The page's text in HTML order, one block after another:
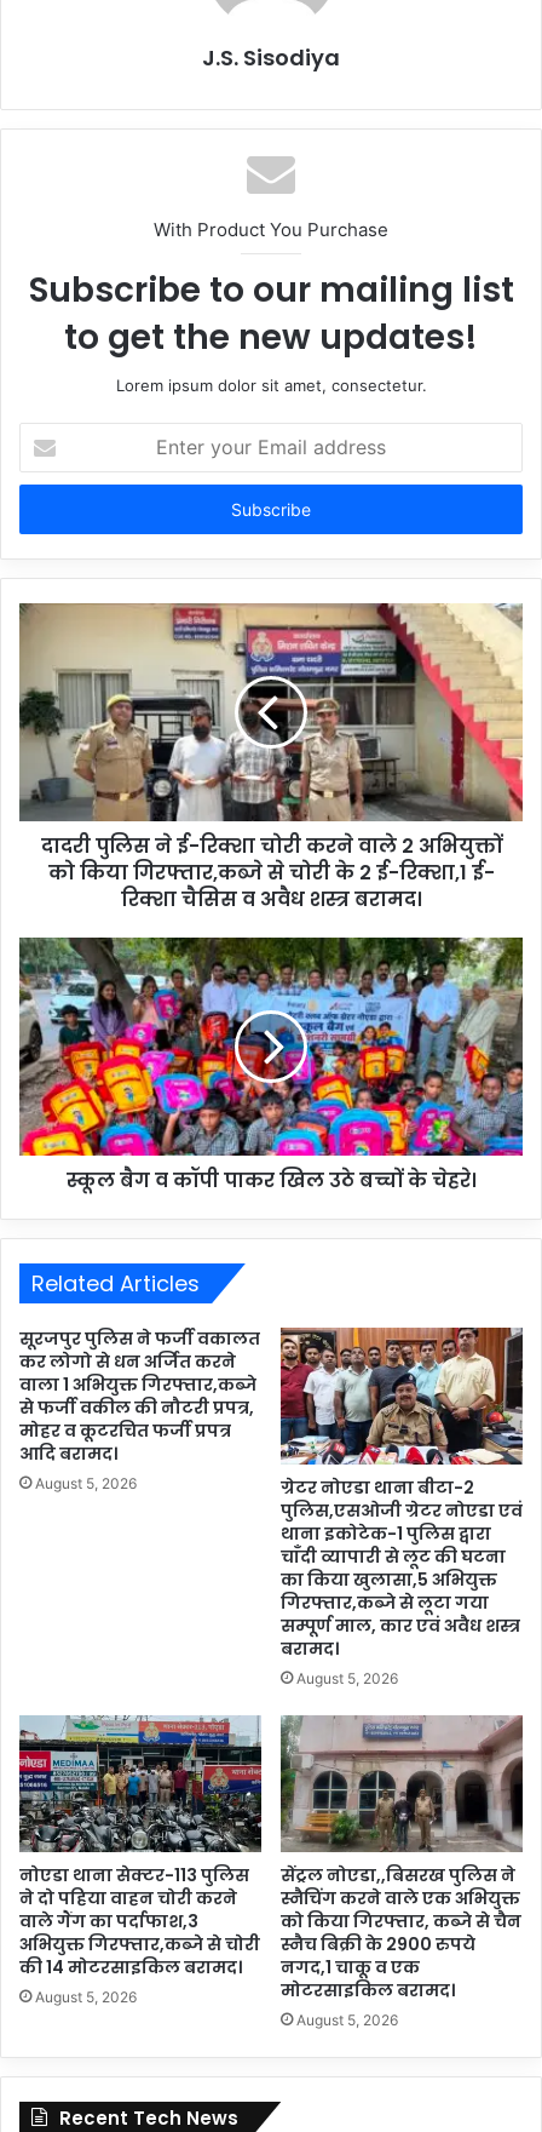
J.S. Sisodiya
With Product You Purchase
Subscribe to our mailing list
to get the new updates!
Lorem ipsum dolor sit amet, consectetur.
your
Email
दादरी पुलिस ने ई-रिक्शा चोरी करने वाले 2 अभियुक्तों
को किया गिरफ्तार,कब्जे से चोरी के 2 ई-रिक्शा,1 ई-
रिक्शा चैसिस व अवैध शस्त्र बरामद।
स्कूल बैग व कॉपी पाकर खिल उठे बच्चों के चेहरे।
Related Articles
सूरजपुर पुलिस ने फर्जी वकालत
कर लोगो से धन अर्जित करने
वाला 1 अभियुक्त गिरफ्तार,कब्जे
से फर्जी वकील की नौटरी प्रपत्र,
मोहर व कूटरचित फर्जी प्रपत्र
आदि बरामद।
August 5, 2026
ग्रेटर नोएडा थाना बीटा-2
पुलिस,एसओजी ग्रेटर नोएडा एवं
थाना इकोटेक-1 पुलिस द्वारा
चाँदी व्यापारी से लूट की घटना
का किया खुलासा,5 अभियुक्त
गिरफ्तार,कब्जे से लूटा गया
सम्पूर्ण माल, कार एवं अवैध शस्त्र
बरामद।
August 5, 2026
नोएडा थाना सेक्टर-113 पुलिस
ने दो पहिया वाहन चोरी करने
वाले गैंग का पर्दाफाश,3
अभियुक्त गिरफ्तार,कब्जे से चोरी
की 14 मोटरसाइकिल बरामद।
August 5, 2026
सेंट्रल नोएडा,,बिसरख पुलिस ने
स्नैचिंग करने वाले एक अभियुक्त
को किया गिरफ्तार, कब्जे से चैन
स्नैच बिक्री के 2900 रुपये
नगद,1 चाकू व एक
मोटरसाइकिल बरामद।
August 5, 2026
Recent Tech News